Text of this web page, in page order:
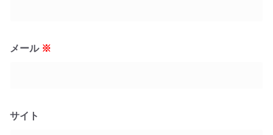
メール ※
サイト